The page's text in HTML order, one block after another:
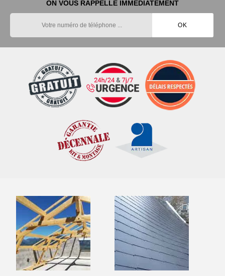
ON VOUS RAPPELLE IMMEDIATEMENT